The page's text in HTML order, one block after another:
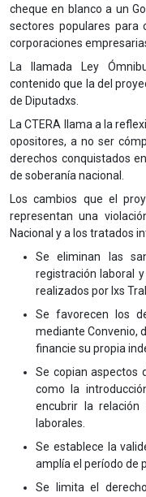
cheque en blanco a un
sectores populares para
corporaciones
La llamada Ley
contenido que la del
de Diputadxs.
La CTERA llama a la
opositores, a no ser
derechos conquistados
de soberanía nacional.
Los cambios que el
representan una
Nacional y a los tratados
Se eliminan las
registración laboral
realizados por lxs
Se favorecen los
mediante Convenio,
financie su propia
Se copian aspectos
como la
encubrir la relación
laborales.
Se establece la
amplía el período de
Se limita el